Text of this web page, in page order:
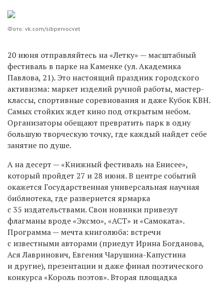
Фото: vk.com/sibpervocvet
20 июня отправляйтесь на «Летку» — масштабный
фестиваль в парке на Каменке (ул. Академика
Павлова, 21). Это настоящий праздник городского
активизма: маркет изделий ручной работы, мастер-
классы, спортивные соревнования и даже Кубок КВН.
Самых стойких ждет кино под открытым небом.
Организаторы обещают превратить парк в одну
большую творческую точку, где каждый найдет себе
занятие по душе.
А на десерт — «Книжный фестиваль на Енисее»,
который пройдет 27 и 28 июня. В центре событий
окажется Государственная универсальная научная
библиотека, где развернется ярмарка
с 35 издательствами. Свои новинки привезут
флагманы вроде «Эксмо», «АСТ» и «Самоката».
Программа — мечта книголюба: встречи
с известными авторами (приедут Ирина Богданова,
Ася Лавринович, Евгения Чарушина-Капустина
и другие), презентации и даже финал поэтического
конкурса «Король поэтов». Вторая площадка